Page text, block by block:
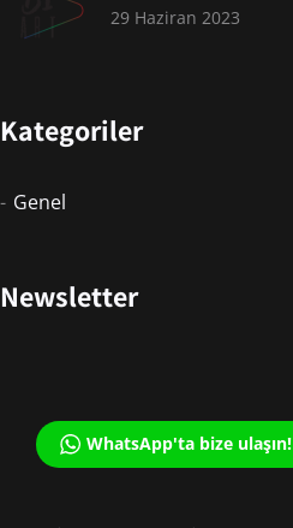
29 Haziran 2023
Kategoriler
Genel
Newsletter
WhatsApp'ta bize ulaşın!